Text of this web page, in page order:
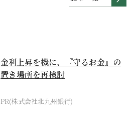
金利上昇を機に、『守るお金』の
置き場所を再検討
PR(株式会社北九州銀行)